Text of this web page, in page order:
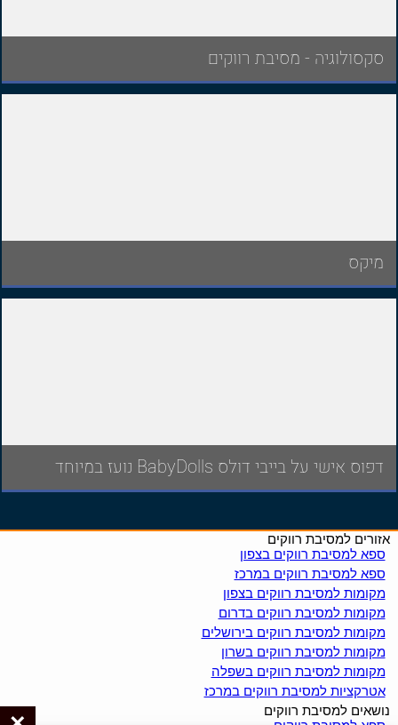
סקסולוגיה - מסיבת רווקים
מיקס
דפוס אישי על בייבי דולס BabyDolls נועז במיוחד
אזורים למסיבת רווקים
ספא למסיבת רווקים בצפון
ספא למסיבת רווקים במרכז
מקומות למסיבת רווקים בצפון
מקומות למסיבת רווקים בדרום
מקומות למסיבת רווקים בירושלים
מקומות למסיבת רווקים בשרון
מקומות למסיבת רווקים בשפלה
אטרקציות למסיבת רווקים במרכז
נושאים למסיבת רווקים